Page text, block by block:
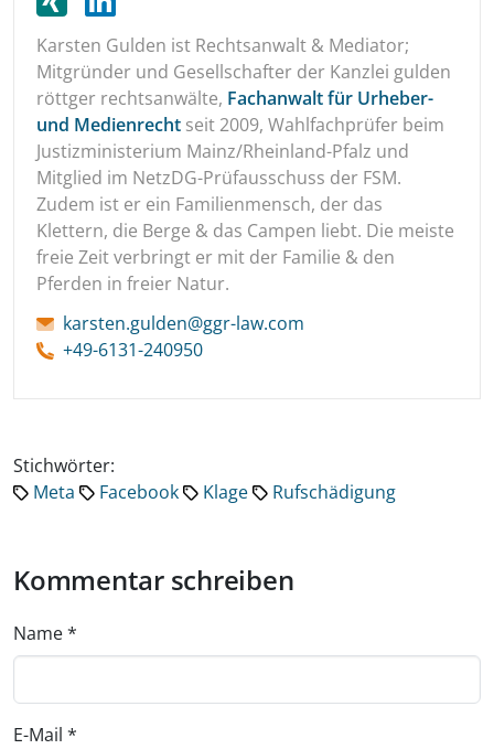
Karsten Gulden ist Rechtsanwalt & Mediator;
Mitgründer und Gesellschafter der Kanzlei gulden
röttger rechtsanwälte, Fachanwalt für Urheber-
und Medienrecht seit 2009, Wahlfachprüfer beim
Justizministerium Mainz/Rheinland-Pfalz und
Mitglied im NetzDG-Prüfausschuss der FSM.
Zudem ist er ein Familienmensch, der das
Klettern, die Berge & das Campen liebt. Die meiste
freie Zeit verbringt er mit der Familie & den
Pferden in freier Natur.
karsten.gulden@ggr-law.com
+49-6131-240950
Stichwörter:
Meta
Facebook Klage Rufschädigung
Kommentar schreiben
Name*
E-Mail *